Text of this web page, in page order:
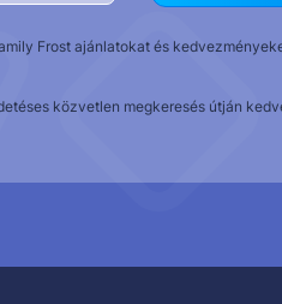
Frost ajánlatokat és
közvetlen megkeresés útján